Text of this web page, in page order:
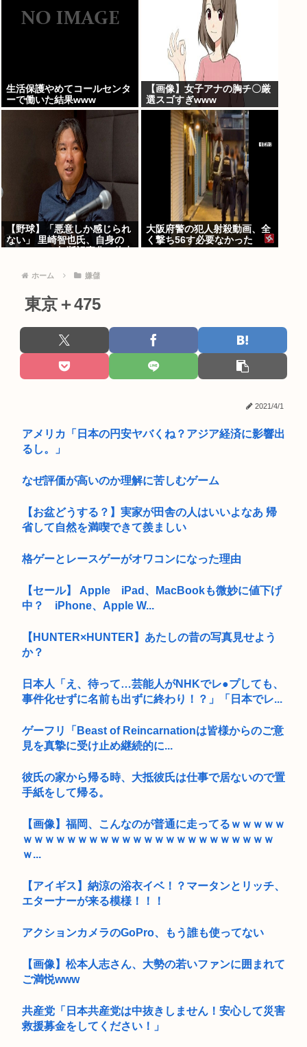
生活保護やめてコールセンタ
ーで働いた結果www
【画像】女子アナの胸チ〇厳
選スゴすぎwww
【野球】「悪意しか感じられ
ない」 里崎智也氏、自身の
大阪府警の犯人射殺動画、全
く撃ち56す必要なかった
ホーム 嫌儲
東京＋475
2021/4/1
アメリカ「日本の円安ヤバくね？アジア経済に影響出
るし。」
なぜ評価が高いのか理解に苦しむゲーム
【お盆どうする？】実家が田舎の人はいいよなあ 帰
省して自然を満喫できて羨ましい
格ゲーとレースゲーがオワコンになった理由
【セール】 Apple iPad、MacBookも微妙に値下げ
中？ iPhone、Apple W...
【HUNTER×HUNTER】あたしの昔の写真見せよう
か？
日本人「え、待って…芸能人がNHKでレ●プしても、
事件化せずに名前も出ずに終わり！？」「日本でレ...
ゲーフリ「Beast of Reincarnationは皆様からのご意
見を真摯に受け止め継続的に...
彼氏の家から帰る時、大抵彼氏は仕事で居ないので置
手紙をして帰る。
【画像】福岡、こんなのが普通に走ってるｗｗｗｗｗ
ｗｗｗｗｗｗｗｗｗｗｗｗｗｗｗｗｗｗｗｗｗｗｗ
ｗ...
【アイギス】納涼の浴衣イベ！？マータンとリッチ、
エターナーが来る模様！！！
アクションカメラのGoPro、もう誰も使ってない
【画像】松本人志さん、大勢の若いファンに囲まれて
ご満悦www
共産党「日本共産党は中抜きしません！安心して災害
救援募金をしてください！」